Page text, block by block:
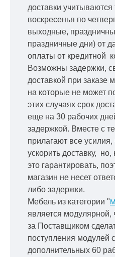
доставки
воскресенья по
выходные,
праздничные дни) от
оплаты от кредитной
Возможны задержки,
доставкой при заказе
на которые не может
этих случаях срок
еще на 30 рабочих
задержкой. Вместе с
прилагают все
ускорить доставку,
это гарантировать,
магазин не несет
либо задержки.
Мебель из категории "
является модулярной,
за Поставщиком
поступления модулей
дополнительных 60